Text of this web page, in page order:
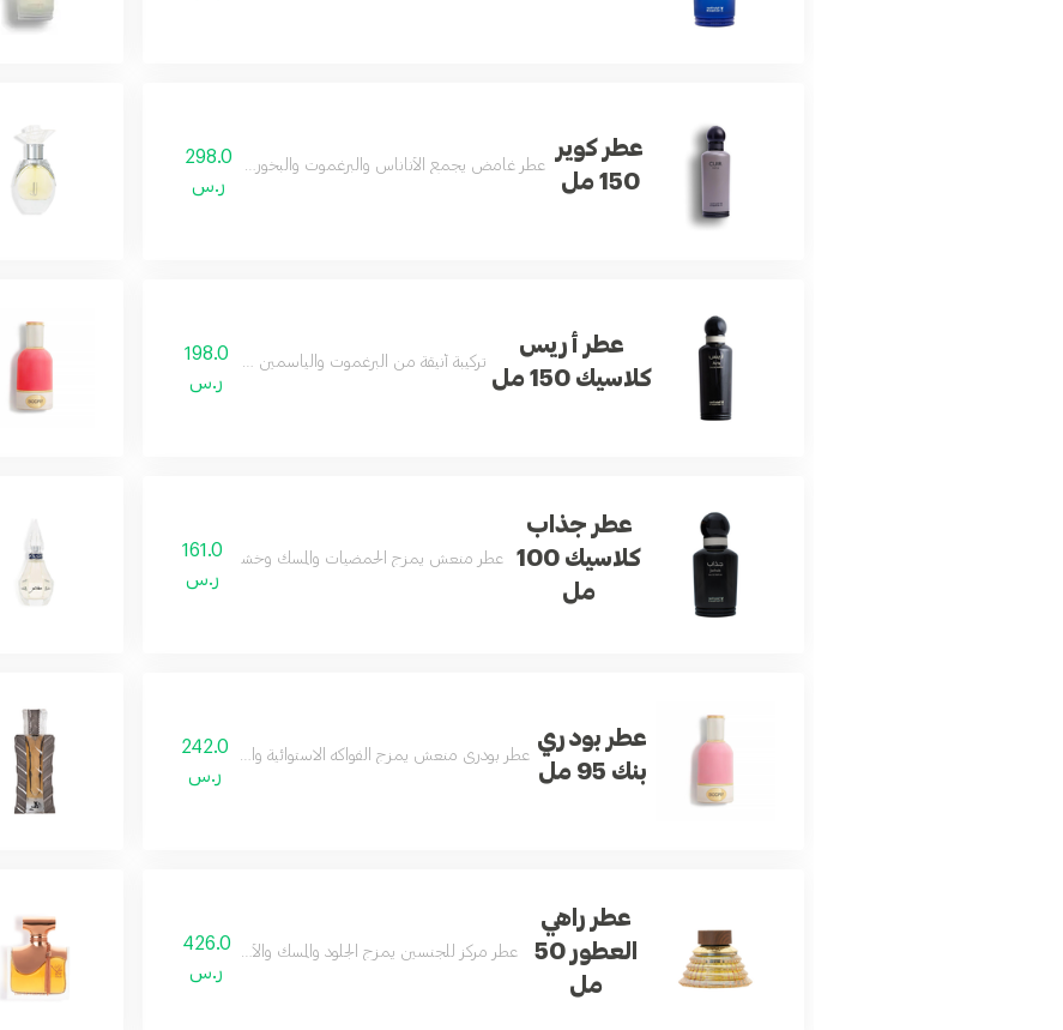
عطر كوير
150 مل
عطر غامض يجمع الأناناس والبرغموت والبخور مع العود والباتشولي الفاخر.
298.0
ر.س
عطر أريس
كلاسيك 150 مل
تركيبة أنيقة من البرغموت والياسمين تنتهي بلمسة من الفانيليا.
198.0
ر.س
عطر جذاب
كلاسيك 100
مل
عطر منعش يمزج الحمضيات والمسك وخشب الصندل لإحساس يومي بالحيوية.
161.0
ر.س
عطر بودري
بنك 95 مل
عطر بودري منعش يمزج الفواكه الاستوائية والورد والفاوانيا مع البخور وعود الصندل.
242.0
ر.س
عطر راهي
العطور 50
مل
عطر مركز للجنسين يمزج الجلود والمسك والأخشاب مع البرغموت بثبات يدوم.
426.0
ر.س